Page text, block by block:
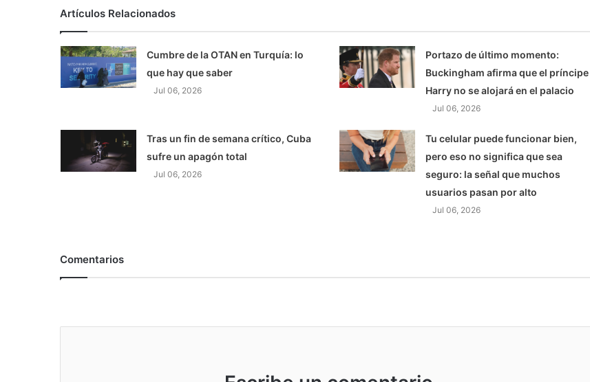
Artículos Relacionados
Cumbre de la OTAN en Turquía: lo
que hay que saber
Jul 06, 2026
Portazo de último momento:
Buckingham afirma que el príncipe
Harry no se alojará en el palacio
Jul 06, 2026
Tras un fin de semana crítico, Cuba
sufre un apagón total
Jul 06, 2026
Tu celular puede funcionar bien,
pero eso no significa que sea
seguro: la señal que muchos
usuarios pasan por alto
Jul 06, 2026
Comentarios